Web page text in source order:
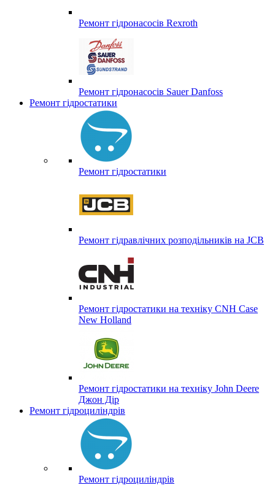
Ремонт гідронасосів Rexroth
Ремонт гідронасосів Sauer Danfoss
Ремонт гідростатики
Ремонт гідростатики
Ремонт гідравлічних розподільників на JCB
Ремонт гідростатики на техніку CNH Case
New Holland
Ремонт гідростатики на техніку John Deere
Джон Дір
Ремонт гідроциліндрів
Ремонт гідроциліндрів